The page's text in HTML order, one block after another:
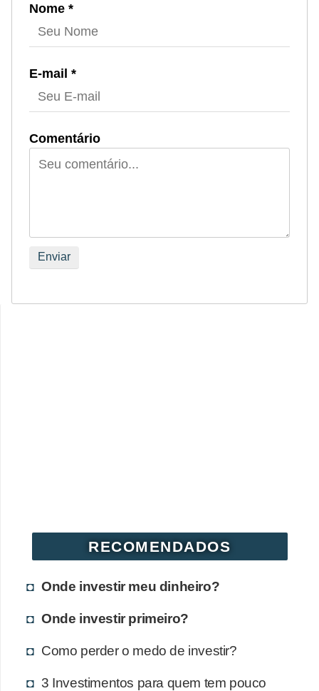
Nome *
E-mail *
Comentário
RECOMENDADOS
Onde investir meu dinheiro?
Onde investir primeiro?
Como perder o medo de investir?
3 Investimentos para quem tem pouco